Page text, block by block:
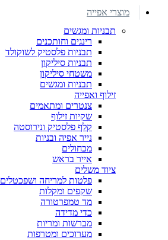
מוצרי אפייה
תבניות ומגשים
רינגים וחותכנים
תבניות פלסטיק לשוקולד
תבניות סיליקון
משטחי סיליקון
תבניות ומגשים
זילוף ואפייה
צנטרים ומתאמים
שקיות זילוף
קלף פלסטיק ונירוסטה
נייר אפיה ובניות
מכחולים
אייר בראש
ציוד משלים
פלטות למריחה ושפכטלים
שקפים ומקלות
מד טמפרטורה
כדי מדידה
מברשות ומריות
מערוכים ומטרפות